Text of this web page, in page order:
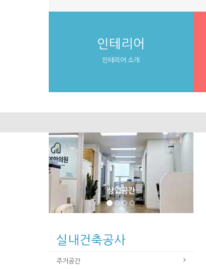
인테리어
인테리어 소개
사무공간
실내건축공사
주거공간